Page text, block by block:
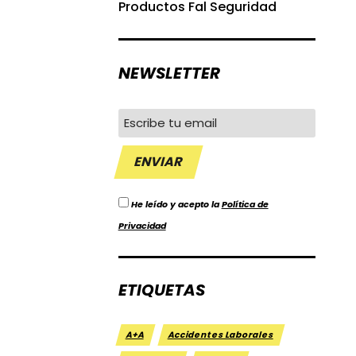
Productos Fal Seguridad
NEWSLETTER
He leído y acepto laPolítica de
Privacidad
ETIQUETAS
A+A Accidentes Laborales